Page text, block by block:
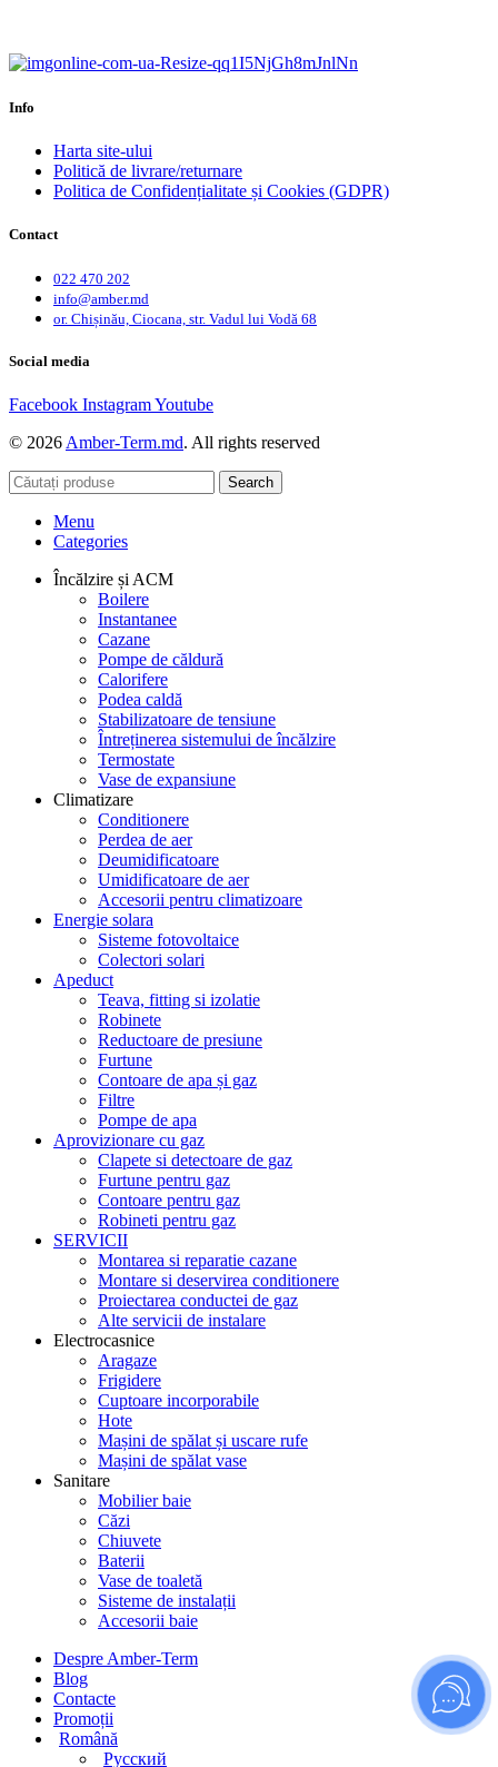
Info
Harta site-ului
Politică de livrare/returnare
Politica de Confidențialitate și Cookies (GDPR)
Contact
022 470 202
info@amber.md
or. Chișinău, Ciocana, str. Vadul lui Vodă 68
Social media
Facebook InstagramYoutube
© 2026 Amber-Term.md. All rights reserved
Search
Menu
Categories
Încălzire și ACM
Boilere
Instantanee
Cazane
Pompe de căldură
Calorifere
Podea caldă
Stabilizatoare de tensiune
Întreținerea sistemului de încălzire
Termostate
Vase de expansiune
Climatizare
Conditionere
Perdea de aer
Deumidificatoare
Umidificatoare de aer
Accesorii pentru climatizoare
Energie solara
Sisteme fotovoltaice
Colectori solari
Apeduct
Teava, fitting si izolatie
Robinete
Reductoare de presiune
Furtune
Contoare de apa și gaz
Filtre
Pompe de apa
Aprovizionare cu gaz
Clapete si detectoare de gaz
Furtune pentru gaz
Contoare pentru gaz
Robineti pentru gaz
SERVICII
Montarea si reparatie cazane
Montare si deservirea conditionere
Proiectarea conductei de gaz
Alte servicii de instalare
Electrocasnice
Aragaze
Frigidere
Cuptoare incorporabile
Hote
Mașini de spălat și uscare rufe
Mașini de spălat vase
Sanitare
Mobilier baie
Căzi
Chiuvete
Baterii
Vase de toaletă
Sisteme de instalații
Accesorii baie
Despre Amber-Term
Blog
Contacte
Promoții
Română
Русский